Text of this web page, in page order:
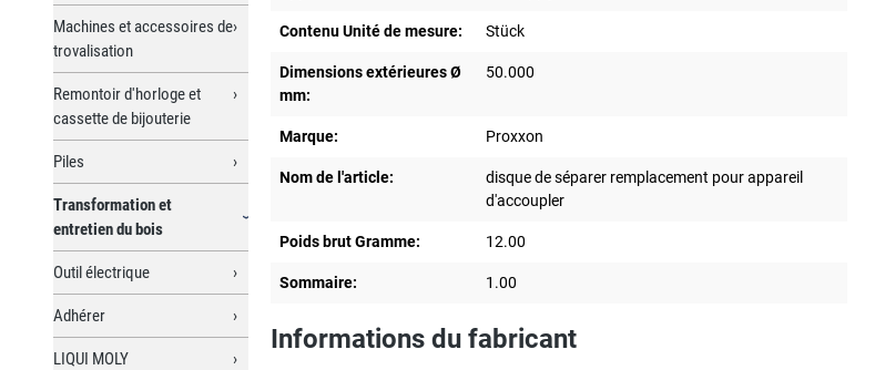
Machines et accessoires de
trovalisation
Remontoir d'horloge et
cassette de bijouterie
Piles
Transformation et
entretien du bois
Outil électrique
Adhérer
LIQUI MOLY
Contenu Unité de mesure: Stück
Dimensions extérieures Ø
mm:
50.000
Marque: Proxxon
Nom de l'article:
disque de séparer remplacement pour appareil
d'accoupler
Poids brut Gramme: 12.00
Sommaire: 1.00
Informations du fabricant